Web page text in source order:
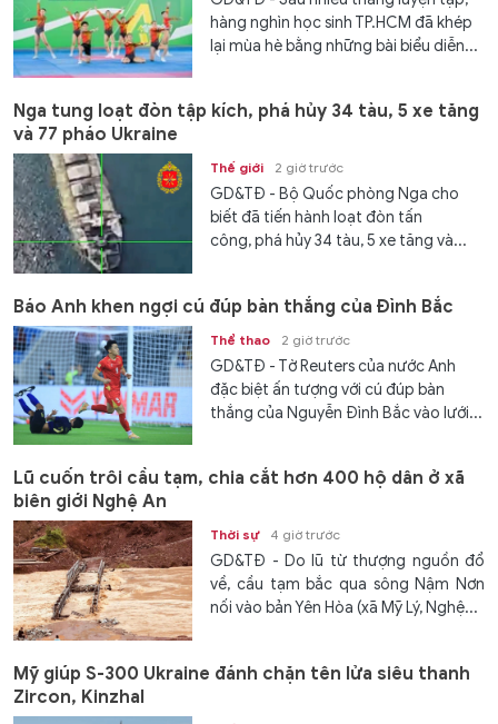
hàng nghìn học sinh TP.HCM đã khép
lại mùa hè bằng những bài biểu diễn...
Nga tung loạt đòn tập kích, phá hủy 34 tàu, 5 xe tăng
và 77 pháo Ukraine
Thế giới 2 giờ trước
GD&TĐ - Bộ Quốc phòng Nga cho
biết đã tiến hành loạt đòn tấn
công, phá hủy 34 tàu, 5 xe tăng và...
Báo Anh khen ngợi cú đúp bàn thắng của Đình Bắc
Thể thao 2 giờ trước
GD&TĐ - Tờ Reuters của nước Anh
đặc biệt ấn tượng với cú đúp bàn
thắng của Nguyễn Đình Bắc vào lưới...
Lũ cuốn trôi cầu tạm, chia cắt hơn 400 hộ dân ở xã
biên giới Nghệ An
Thời sự 4 giờ trước
GD&TĐ - Do lũ từ thượng nguồn đổ
về, cầu tạm bắc qua sông Nậm Nơn
nối vào bản Yên Hòa (xã Mỹ Lý, Nghệ...
Mỹ giúp S-300 Ukraine đánh chặn tên lửa siêu thanh
Zircon, Kinzhal